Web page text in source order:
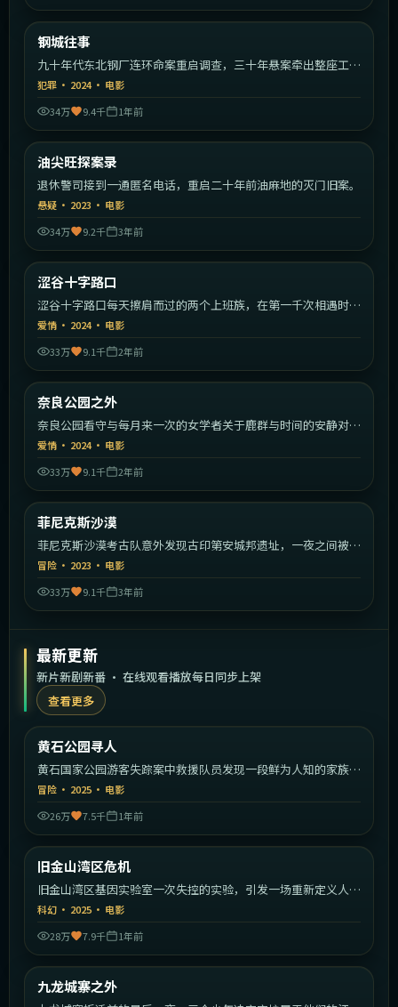
热门
钢城往事
九十年代东北钢厂连环命案重启调查，三十年悬案牵出整座工业
城的秘密。
犯罪 · 2024· 电影
34万
9.4千 1年前
热门
油尖旺探案录
退休警司接到一通匿名电话，重启二十年前油麻地的灭门旧案。
悬疑 · 2023 · 电影
34万
9.2千 3年前
热门
涩谷十字路口
涩谷十字路口每天擦肩而过的两个上班族，在第一千次相遇时终
于停下。
爱情 · 2024· 电影
33万
9.1千 2年前
热门
奈良公园之外
奈良公园看守与每月来一次的女学者关于鹿群与时间的安静对
话。
爱情 · 2024· 电影
33万
9.1千 2年前
热门
菲尼克斯沙漠
菲尼克斯沙漠考古队意外发现古印第安城邦遗址，一夜之间被陌
生武装包围。
冒险 · 2023 · 电影
33万
9.1千 3年前
最新更新
新片新剧新番 · 在线观看播放每日同步上架
查看更多
最新
黄石公园寻人
黄石国家公园游客失踪案中救援队员发现一段鲜为人知的家族秘
密。
冒险 · 2025 · 电影
26万
7.5千 1年前
最新
旧金山湾区危机
旧金山湾区基因实验室一次失控的实验，引发一场重新定义人类
的危机。
科幻 · 2025 · 电影
28万
7.9千 1年前
最新
九龙城寨之外